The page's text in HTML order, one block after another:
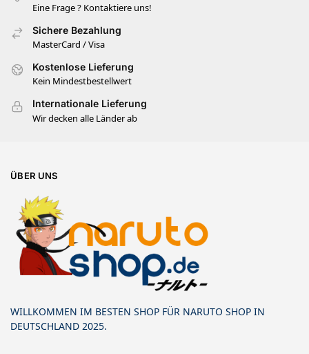
Eine Frage ? Kontaktiere uns!
Sichere Bezahlung
MasterCard / Visa
Kostenlose Lieferung
Kein Mindestbestellwert
Internationale Lieferung
Wir decken alle Länder ab
ÜBER UNS
WILLKOMMEN IM BESTEN SHOP FÜR NARUTO SHOP IN
DEUTSCHLAND 2025.